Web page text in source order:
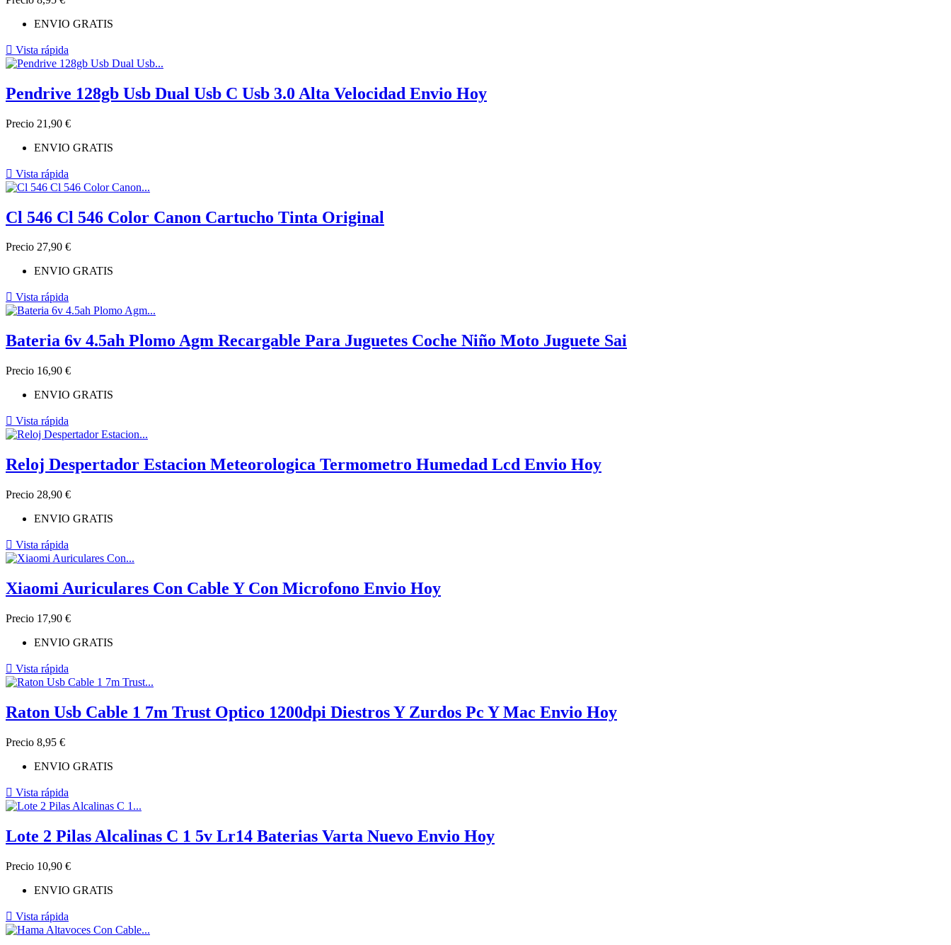
ENVIO GRATIS
 Vista rápida
Pendrive 128gb Usb Dual Usb C Usb 3.0 Alta Velocidad Envio Hoy
Precio 21,90 €
ENVIO GRATIS
 Vista rápida
Cl 546 Cl 546 Color Canon Cartucho Tinta Original
Precio 27,90 €
ENVIO GRATIS
 Vista rápida
Bateria 6v 4.5ah Plomo Agm Recargable Para Juguetes Coche Niño Moto Juguete Sai
Precio 16,90 €
ENVIO GRATIS
 Vista rápida
Reloj Despertador Estacion Meteorologica Termometro Humedad Lcd Envio Hoy
Precio 28,90 €
ENVIO GRATIS
 Vista rápida
Xiaomi Auriculares Con Cable Y Con Microfono Envio Hoy
Precio 17,90 €
ENVIO GRATIS
 Vista rápida
Raton Usb Cable 1 7m Trust Optico 1200dpi Diestros Y Zurdos Pc Y Mac Envio Hoy
Precio 8,95 €
ENVIO GRATIS
 Vista rápida
Lote 2 Pilas Alcalinas C 1 5v Lr14 Baterias Varta Nuevo Envio Hoy
Precio 10,90 €
ENVIO GRATIS
 Vista rápida